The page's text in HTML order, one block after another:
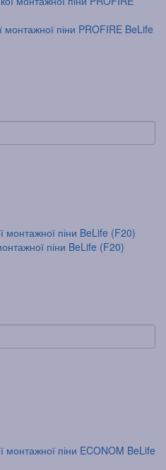
піни PROFIRE BeLife
піни BeLife (F20)